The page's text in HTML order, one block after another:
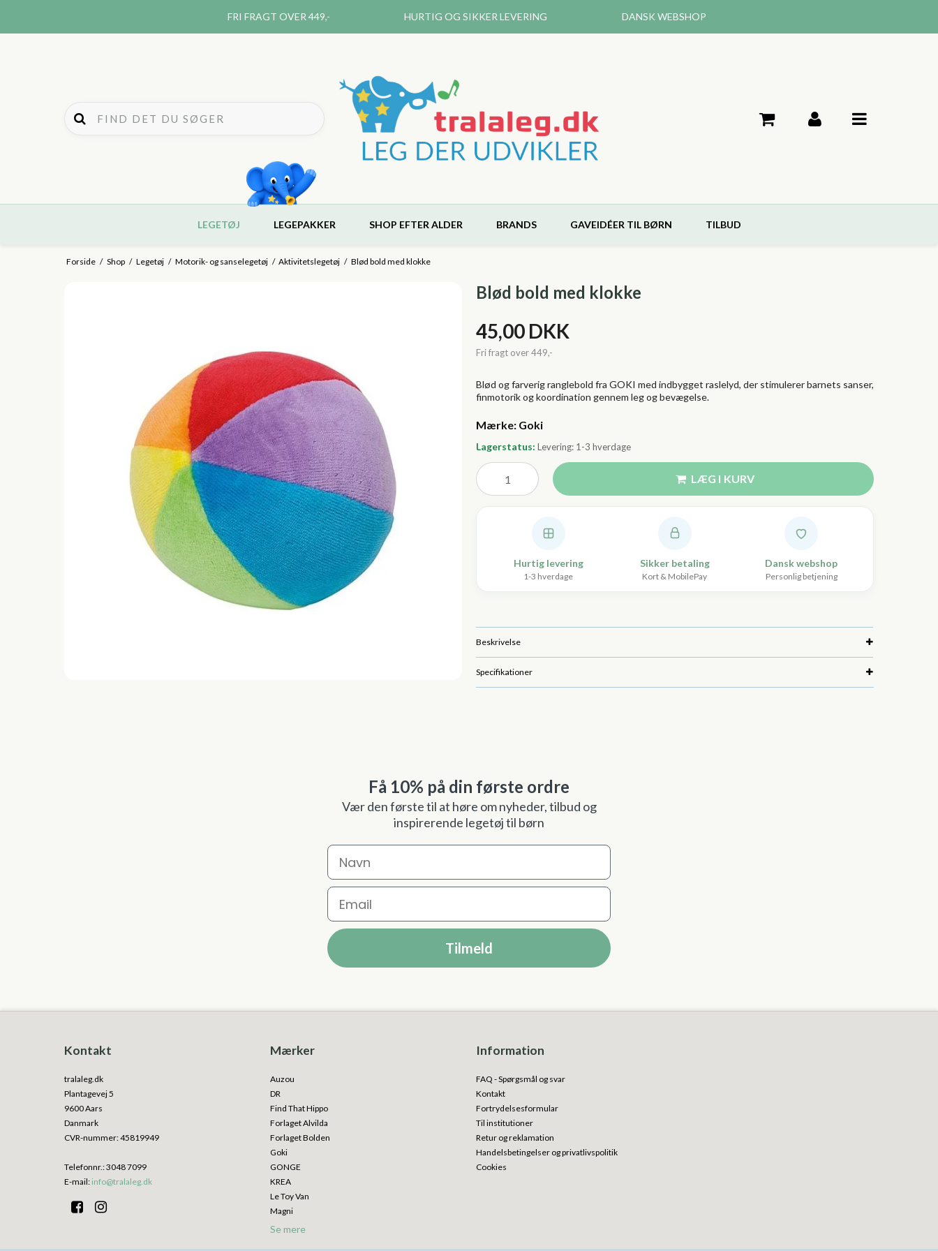
FRI FRAGT OVER 449,- HURTIG OG SIKKER LEVERING DANSK WEBSHOP
LEGETØJ LEGEPAKKER SHOP EFTER ALDER BRANDS GAVEIDÉER TIL BØRN TILBUD
Forside / Shop / Legetøj / Motorik- og sanselegetøj / Aktivitetslegetøj / Blød bold med klokke
Blød bold med klokke
45,00 DKK
Blød og farverig ranglebold fra GOKI med indbygget raslelyd, der stimulerer barnets sanser,
finmotorik og koordination gennem leg og bevægelse.
Lagerstatus: Levering: 1-3 hverdage
LÆG I KURV
Hurtig levering
1-3 hverdage
Sikker betaling
Kort & MobilePay
Dansk webshop
Personlig betjening
Beskrivelse
Specifikationer
Få 10% på din første ordre
Vær den første til at høre om nyheder, tilbud og
inspirerende legetøj til børn
Navn
Email
Tilmeld
Kontakt
tralaleg.dk
Plantagevej 5
9600 Aars
Danmark
CVR-nummer:45819949
Telefonnr.:3048 7099
E-mail: info@tralaleg.dk
Mærker
Auzou
DR
Find That Hippo
Forlaget Alvilda
Forlaget Bolden
Goki
GONGE
KREA
Le Toy Van
Magni
Se mere
Information
FAQ - Spørgsmål og svar
Kontakt
Fortrydelsesformular
Til institutioner
Retur og reklamation
Handelsbetingelser og privatlivspolitik
Cookies